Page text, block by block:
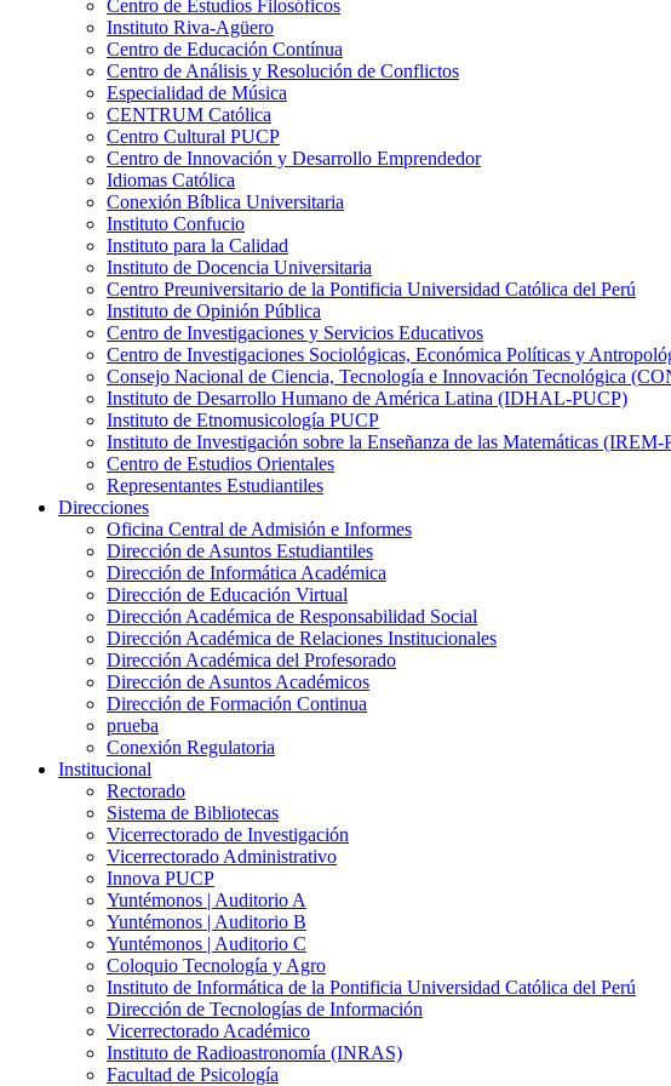
Centro de Estudios Filosóficos
Instituto Riva-Agüero
Centro de Educación Contínua
Centro de Análisis y Resolución de Conflictos
Especialidad de Música
CENTRUM Católica
Centro Cultural PUCP
Centro de Innovación y Desarrollo Emprendedor
Idiomas Católica
Conexión Bíblica Universitaria
Instituto Confucio
Instituto para la Calidad
Instituto de Docencia Universitaria
Centro Preuniversitario de la Pontificia Universidad Católica del Perú
Instituto de Opinión Pública
Centro de Investigaciones y Servicios Educativos
Centro de Investigaciones Sociológicas, Económica Políticas y
Consejo Nacional de Ciencia, Tecnología e Innovación Tecnológica
Instituto de Desarrollo Humano de América Latina (IDHAL-PUCP)
Instituto de Etnomusicología PUCP
Instituto de Investigación sobre la Enseñanza de las Matemáticas (IREM-
Centro de Estudios Orientales
Representantes Estudiantiles
Direcciones
Oficina Central de Admisión e Informes
Dirección de Asuntos Estudiantiles
Dirección de Informática Académica
Dirección de Educación Virtual
Dirección Académica de Responsabilidad Social
Dirección Académica de Relaciones Institucionales
Dirección Académica del Profesorado
Dirección de Asuntos Académicos
Dirección de Formación Continua
prueba
Conexión Regulatoria
Institucional
Rectorado
Sistema de Bibliotecas
Vicerrectorado de Investigación
Vicerrectorado Administrativo
Innova PUCP
Yuntémonos | Auditorio A
Yuntémonos | Auditorio B
Yuntémonos | Auditorio C
Coloquio Tecnología y Agro
Instituto de Informática de la Pontificia Universidad Católica del Perú
Dirección de Tecnologías de Información
Vicerrectorado Académico
Instituto de Radioastronomía (INRAS)
Facultad de Psicología